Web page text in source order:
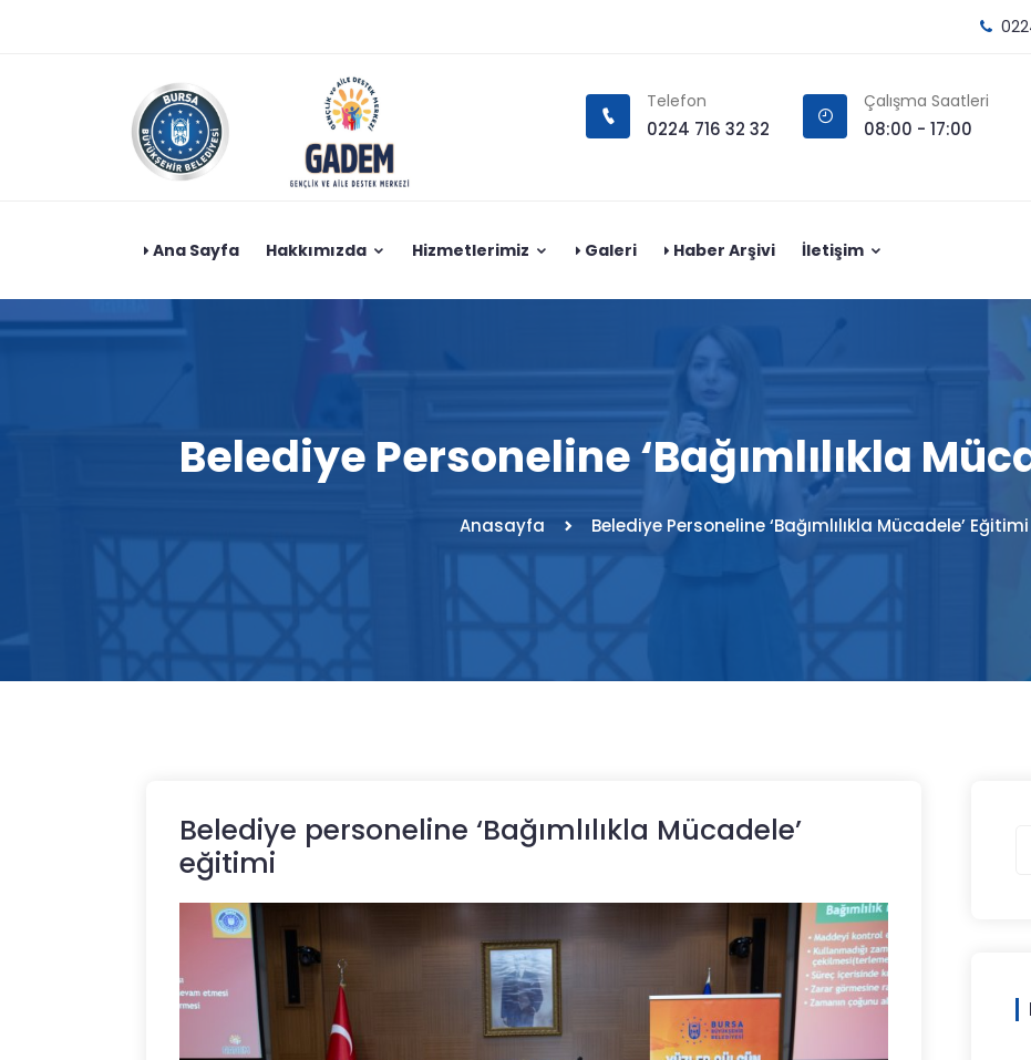
Telefon
0224 716 32 32
Çalışma Saatleri
08:00 - 17:00
Ana Sayfa Hakkımızda Hizmetlerimiz Galeri Haber Arşivi İletişim
Belediye Personeline ‘Bağımlılıkla
Anasayfa Belediye Personeline ‘Bağımlılıkla Mücadele’ Eğitimi
Belediye personeline ‘Bağımlılıkla Mücadele’
eğitimi